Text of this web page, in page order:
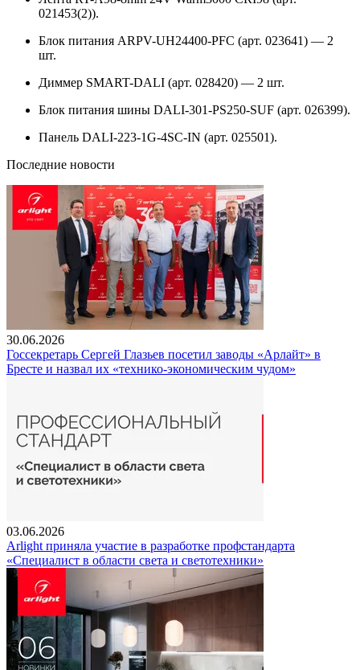
021453(2)).
Блок питания ARPV-UH24400-PFC (арт. 023641) — 2
шт.
Диммер SMART-DALI (арт. 028420) — 2 шт.
Блок питания шины DALI-301-PS250-SUF (арт. 026399).
Панель DALI-223-1G-4SC-IN (арт. 025501).
Последние новости
30.06.2026
Госсекретарь Сергей Глазьев посетил заводы «Арлайт» в
Бресте и назвал их «технико-экономическим чудом»
03.06.2026
Arlight приняла участие в разработке профстандарта
«Специалист в области света и светотехники»